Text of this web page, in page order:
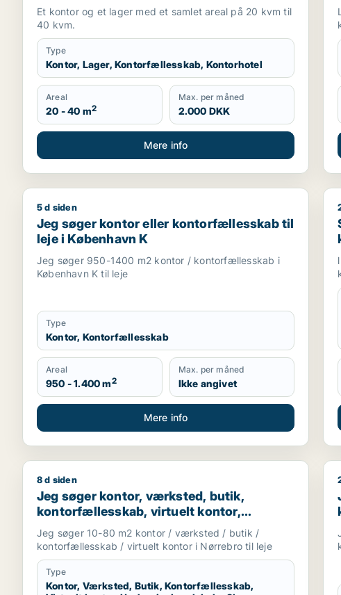
Et kontor og et lager med et samlet areal på 20 kvm til
40 kvm.
Type
Kontor, Lager, Kontorfællesskab, Kontorhotel
Areal
20 - 40 m2
Max. per måned
2.000 DKK
Mere info
Jeg søger kontor eller kontorfællesskab til leje i
5 d siden
Jeg søger kontor eller kontorfællesskab til
leje i København K
Jeg søger 950-1400 m2 kontor / kontorfællesskab i
København K til leje
Type
Kontor, Kontorfællesskab
Areal
950 - 1.400 m2
Max. per måned
Ikke angivet
Mere info
Jeg søger kontor, værksted, butik, kontorfællesskab,
8 d siden
Jeg søger kontor, værksted, butik,
kontorfællesskab, virtuelt kontor,
undervisningslokale, showroom eller
erhvervsgrund til leje i Nørrebro
Jeg søger 10-80 m2 kontor / værksted / butik /
kontorfællesskab / virtuelt kontor i Nørrebro til leje
Type
Kontor, Værksted, Butik, Kontorfællesskab,